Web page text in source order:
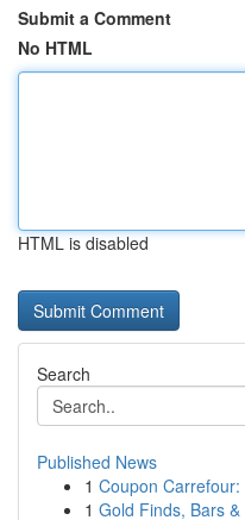
Submit a Comment
No HTML
HTML is disabled
Search
Published News
1 Coupon
1 Gold Finds, Bars